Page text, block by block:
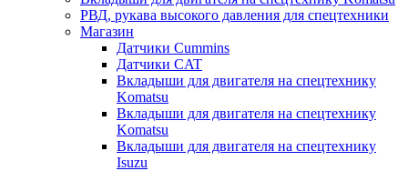
РВД, рукава высокого давления для спецтехники
Магазин
Датчики Cummins
Датчики CAT
Вкладыши для двигателя на спецтехнику
Komatsu
Вкладыши для двигателя на спецтехнику
Komatsu
Вкладыши для двигателя на спецтехнику
Isuzu